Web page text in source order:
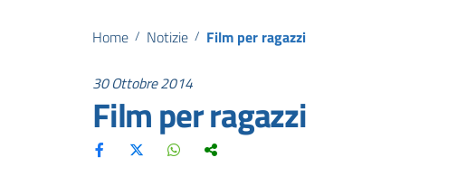
Home / Notizie / Film per ragazzi
30 Ottobre 2014
Film per ragazzi